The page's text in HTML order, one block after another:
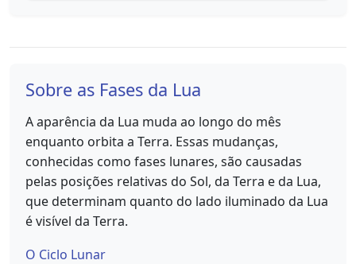
Sobre as Fases da Lua
A aparência da Lua muda ao longo do mês
enquanto orbita a Terra. Essas mudanças,
conhecidas como fases lunares, são causadas
pelas posições relativas do Sol, da Terra e da Lua,
que determinam quanto do lado iluminado da Lua
é visível da Terra.
O Ciclo Lunar